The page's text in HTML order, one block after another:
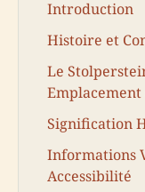
Introduction
Histoire et
Le
Signification
Informations
Accessibilité